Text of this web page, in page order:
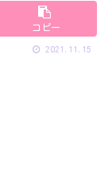
コピー
2021.11.15